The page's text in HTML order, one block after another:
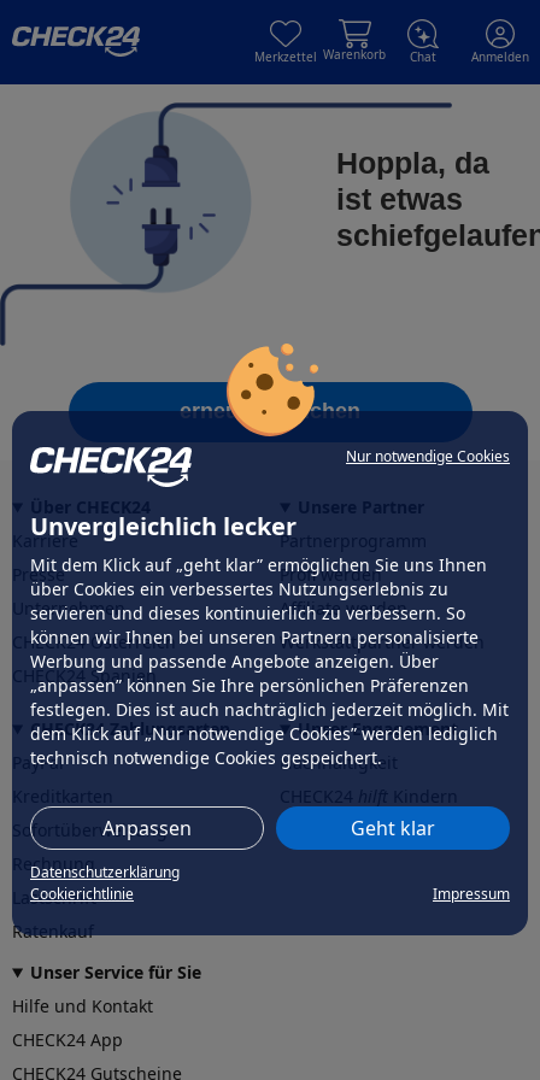
Nur notwendige Cookies
Unvergleichlich lecker
Mit dem Klick auf „geht klar” ermöglichen Sie uns Ihnen
über Cookies ein verbessertes Nutzungserlebnis zu
servieren und dieses kontinuierlich zu verbessern. So
können wir Ihnen bei unseren Partnern personalisierte
Werbung und passende Angebote anzeigen. Über
„anpassen” können Sie Ihre persönlichen Präferenzen
festlegen. Dies ist auch nachträglich jederzeit möglich. Mit
dem Klick auf „Nur notwendige Cookies” werden lediglich
technisch notwendige Cookies gespeichert.
Anpassen Geht klar
Datenschutzerklärung
Cookierichtlinie
Impressum
Merkzettel Warenkorb Chat Anmelden
Hoppla, da
ist etwas
erneut versuchen
Karriere
Presse
Unternehmen
CHECK24 Österreich
CHECK24 Spanien
Partnerprogramm
Profi werden
Affiliate werden
Werkstattpartner werden
CHECK24 Zahlungsarten
PayPal
Sofortüberweisung
Rechnung
Lastschrift
Ratenkauf
Unser Engagement
Nachhaltigkeit
CHECK24hilftder Natur
Unser Service für Sie
Hilfe und Kontakt
CHECK24 App
CHECK24 Gutscheine